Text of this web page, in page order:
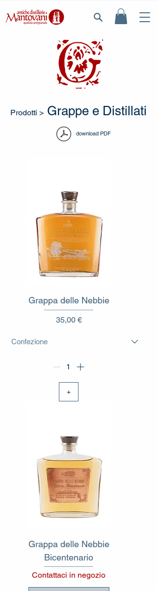
Prodotti > Grappe e Distillati
download PDF
Grappa delle Nebbie
Prezzo
35,00 €
+
Grappa delle Nebbie
Bicentenario
Contattaci in negozio